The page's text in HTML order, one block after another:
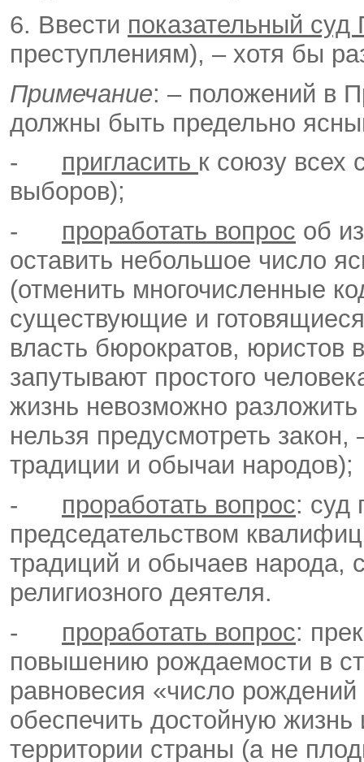
6. Ввести показательный суд
преступлениям), – хотя бы
Примечание: – положений в
должны быть предельно
- пригласить к союзу всех
выборов);
- проработать вопрос об
оставить небольшое число
(отменить многочисленные
существующие и
власть бюрократов, юристов
запутывают простого
жизнь невозможно
нельзя предусмотреть
традиции и обычаи народов);
- проработать вопрос: суд
председательством
традиций и обычаев народа,
религиозного деятеля.
- проработать вопрос:
повышению рождаемости в
равновесия «число
обеспечить достойную
территории страны (а не